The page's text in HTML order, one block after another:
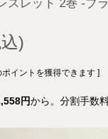
スレット 2巻 -ブ
ポイントを獲得できます ]
円から。分割手数